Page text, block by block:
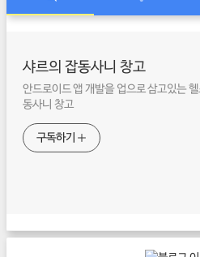
샤르의 잡동사니 창고
안드로이드 앱 개발을 업으로 삼고있는
동사니 창고
구독하기